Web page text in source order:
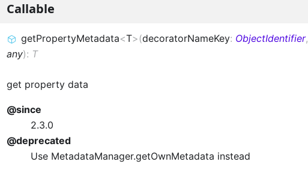
Callable
getPropertyMetadata<T>(decoratorNameKey: ObjectIdentifier,
any): T
get property data
@since
2.3.0
@deprecated
Use MetadataManager.getOwnMetadata instead